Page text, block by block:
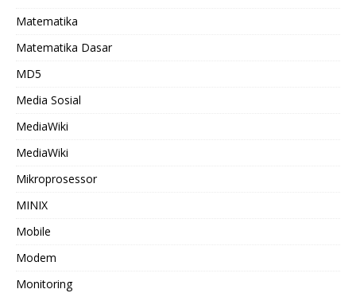
Matematika
Matematika Dasar
MD5
Media Sosial
MediaWiki
MediaWiki
Mikroprosessor
MINIX
Mobile
Modem
Monitoring